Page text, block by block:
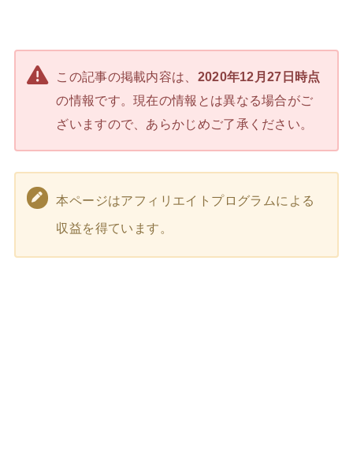
この記事の掲載内容は、 2020年12月27日時点
の情報です。現在の情報とは異なる場合がご
ざいますので、あらかじめご了承ください。
本ページはアフィリエイトプログラムによる
収益を得ています。